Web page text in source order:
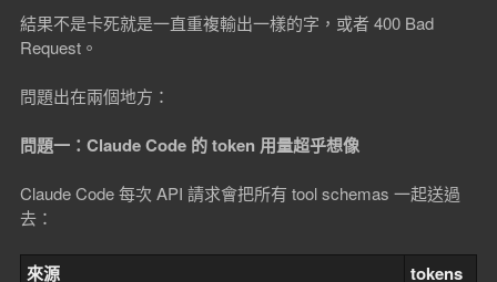
結果不是卡死就是一直重複輸出一樣的字，或者 400 Bad
Request。
問題出在兩個地方：
問題一：Claude Code 的 token 用量超乎想像
Claude Code 每次 API 請求會把所有 tool schemas 一起送過
去：
來源 tokens